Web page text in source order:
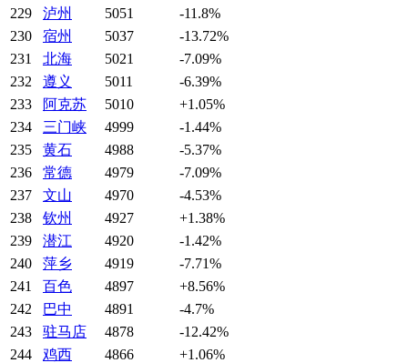
229
泸州 5051
-11.8%
230
宿州 5037
-13.72%
231
北海 5021
-7.09%
232
遵义 5011
-6.39%
233
阿克苏 5010
+1.05%
234
三门峡 4999
-1.44%
235
黄石 4988
-5.37%
236
常德 4979
-7.09%
237
文山 4970
-4.53%
238
钦州 4927
+1.38%
239
潜江 4920
-1.42%
240
萍乡 4919
-7.71%
241
百色 4897
+8.56%
242
巴中 4891
-4.7%
243
驻马店 4878
-12.42%
244
鸡西 4866
+1.06%